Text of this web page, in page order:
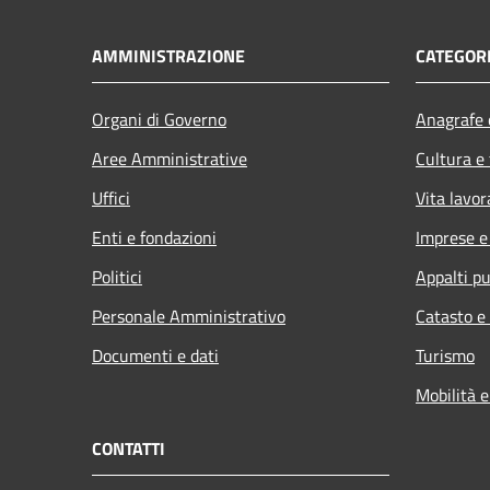
AMMINISTRAZIONE
Organi di Governo
Aree Amministrative
Uffici
Enti e fondazioni
Politici
Personale Amministrativo
Documenti e dati
Cultura
Vita
Imprese
Appalti
Catasto
Turismo
Mobilità
CONTATTI